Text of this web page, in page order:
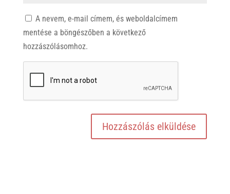
A nevem, e-mail címem, és weboldalcímem
mentése a böngészőben a következő
hozzászólásomhoz.